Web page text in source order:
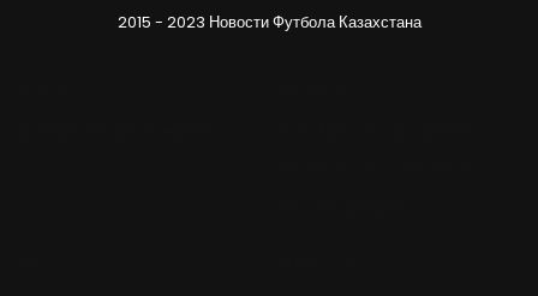
2015 - 2023 Новости Футбола Казахстана